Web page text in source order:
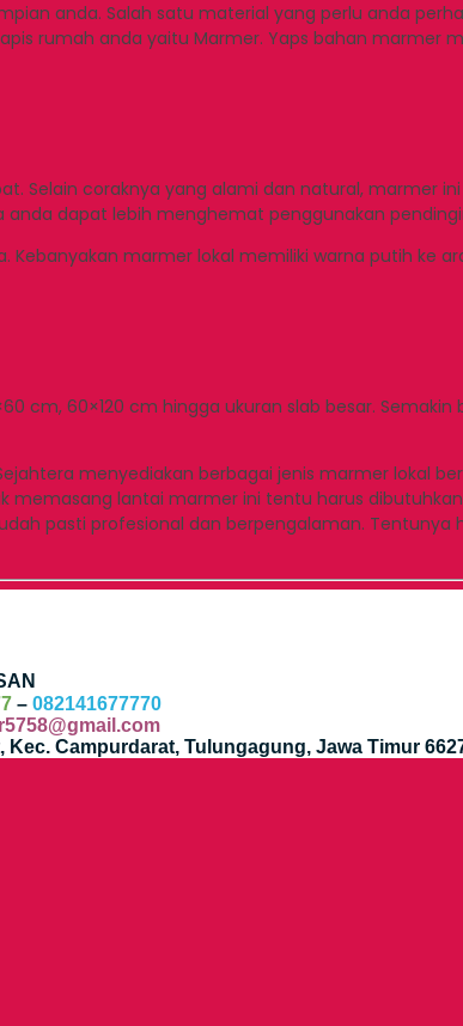
anda. Salah satu material yang perlu anda
rumah anda yaitu Marmer. Yaps bahan marmer
Selain coraknya yang alami dan natural, marmer
dapat lebih menghemat penggunakan
marmer lokal memiliki warna putih ke
cm, 60×120 cm hingga ukuran slab besar.
menyediakan berbagai jenis marmer lokal
memasang lantai marmer ini tentu harus
pasti profesional dan berpengalaman. Tentunya
– 082141677770
Campurdarat, Tulungagung, Jawa Timur